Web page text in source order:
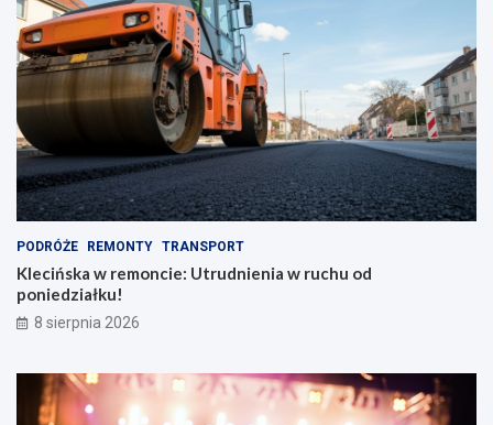
PODRÓŻE REMONTY TRANSPORT
Klecińska w remoncie: Utrudnienia w ruchu od
poniedziałku!
8 sierpnia 2026